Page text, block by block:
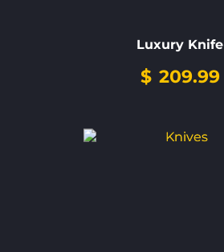
Luxury Knife
$ 209.99